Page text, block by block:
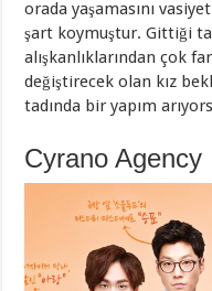
orada yaşamasını
şart koymuştur. Gittiği
alışkanlıklarından çok
değiştirecek olan kız
tadında bir yapım
Cyrano Agency